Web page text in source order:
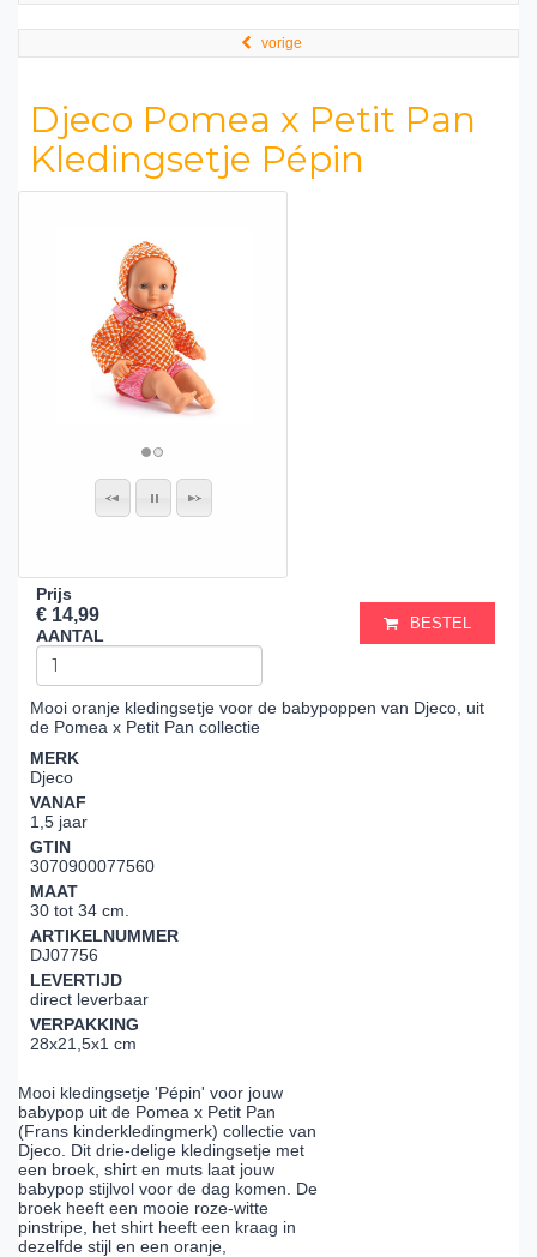
vorige
Djeco Pomea x Petit Pan
Kledingsetje Pépin
Prijs
€ 14,99
AANTAL
BESTEL
Mooi oranje kledingsetje voor de babypoppen van Djeco, uit
de Pomea x Petit Pan collectie
MERK
Djeco
VANAF
1,5 jaar
GTIN
3070900077560
MAAT
30 tot 34 cm.
ARTIKELNUMMER
DJ07756
LEVERTIJD
direct leverbaar
VERPAKKING
28x21,5x1 cm
Mooi kledingsetje 'Pépin' voor jouw
babypop uit de Pomea x Petit Pan
(Frans kinderkledingmerk) collectie van
Djeco. Dit drie-delige kledingsetje met
een broek, shirt en muts laat jouw
babypop stijlvol voor de dag komen. De
broek heeft een mooie roze-witte
pinstripe, het shirt heeft een kraag in
dezelfde stijl en een oranje,